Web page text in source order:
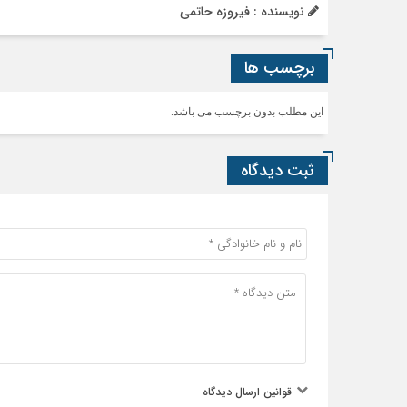
نویسنده : فیروزه حاتمی
برچسب ها
این مطلب بدون برچسب می باشد.
ثبت دیدگاه
قوانین ارسال دیدگاه